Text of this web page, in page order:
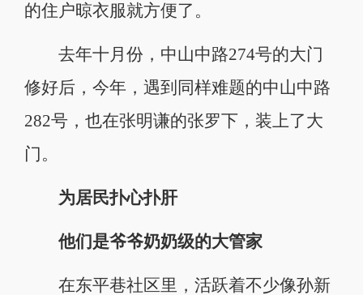
的住户晾衣服就方便了。
去年十月份，中山中路274号的大门
修好后，今年，遇到同样难题的中山中路
282号，也在张明谦的张罗下，装上了大
门。
为居民扑心扑肝
他们是爷爷奶奶级的大管家
在东平巷社区里，活跃着不少像孙新